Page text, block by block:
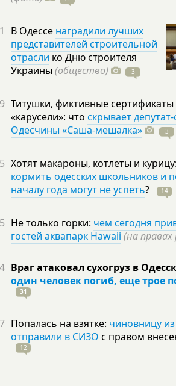
В Одессе наградили лучших
представителей строительной
отрасли ко Дню строителя
Украины (общество) 3
Титушки, фиктивные
«карусели»: что скрывает депутат-
Одесчины «Саша-мешалка»
3
Хотят макароны, котлеты и курицу:
кормить одесских школьников и
началу года могут не успеть? 14
Не только горки: чем сегодня
гостей аквапарк Hawaii (на
Враг атаковал сухогруз в
один человек погиб, еще трое
31
Попалась на взятке: чиновницу
отправили в СИЗО с правом
12